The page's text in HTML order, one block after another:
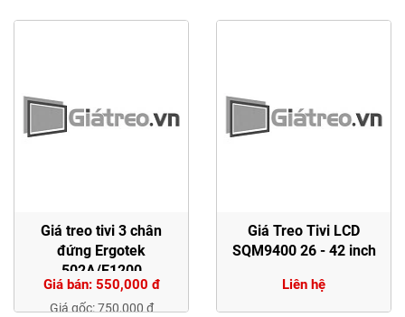
Giá treo tivi 3 chân
đứng Ergotek
502A/E1200
Giá bán: 550,000 đ
Giá gốc: 750,000 đ
Giá Treo Tivi LCD
SQM9400 26 - 42 inch
Liên hệ